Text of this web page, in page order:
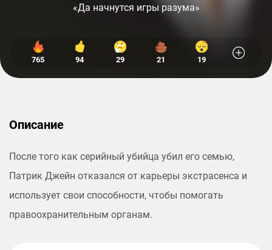
«Да начнутся игры разума»
765 94 29 21 19
Описание
После того как серийный убийца убил его семью,
Патрик Джейн отказался от карьеры экстрасенса и
использует свои способности, чтобы помогать
правоохранительным органам.